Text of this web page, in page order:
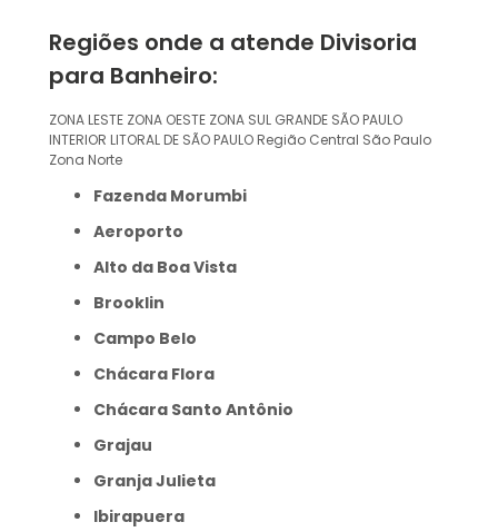
Regiões onde a atende Divisoria
para Banheiro:
ZONA LESTE ZONA OESTE ZONA SUL GRANDE SÃO PAULO
INTERIOR LITORAL DE SÃO PAULO Região Central São Paulo
Zona Norte
Fazenda Morumbi
Aeroporto
Alto da Boa Vista
Brooklin
Campo Belo
Chácara Flora
Chácara Santo Antônio
Grajau
Granja Julieta
Ibirapuera